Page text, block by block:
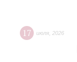
17 июля 2026